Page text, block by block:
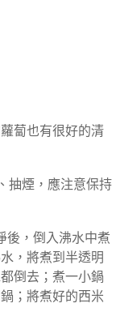
蔔也有很好的清
抽煙，應注意保持
後，倒入沸水中煮
，將煮到半透明
倒去；煮一小鍋
；將煮好的西米